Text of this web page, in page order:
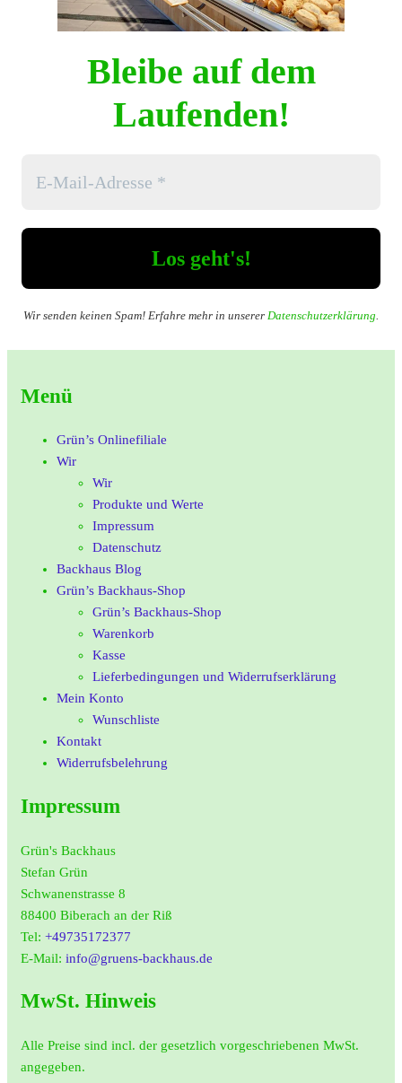
Bleibe auf dem
Laufenden!
Wir senden keinen Spam! Erfahre mehr in unserer Datenschutzerklärung
Menü
Grün’s Onlinefiliale
Wir
Wir
Produkte und Werte
Impressum
Datenschutz
Backhaus Blog
Grün’s Backhaus-Shop
Grün’s Backhaus-Shop
Warenkorb
Kasse
Lieferbedingungen und Widerrufserklärung
Mein Konto
Wunschliste
Kontakt
Widerrufsbelehrung
Impressum
Grün's Backhaus
Stefan Grün
Schwanenstrasse 8
88400 Biberach an der Riß
Tel: +49735172377
E-Mail: info@gruens-backhaus.de
MwSt. Hinweis
Alle Preise sind incl. der gesetzlich vorgeschriebenen MwSt.
angegeben.